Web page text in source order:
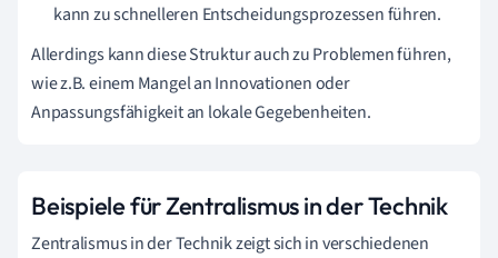
kann zu schnelleren Entscheidungsprozessen führen.
Allerdings kann diese Struktur auch zu Problemen führen,
wie z.B. einem Mangel an Innovationen oder
Anpassungsfähigkeit an lokale Gegebenheiten.
Beispiele für Zentralismus in der Technik
Zentralismus in der Technik zeigt sich in verschiedenen